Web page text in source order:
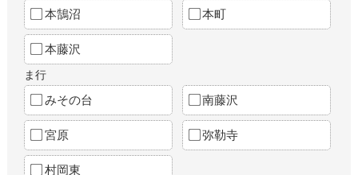
本鵠沼 本町
本藤沢
ま行
みその台 南藤沢
宮原 弥勒寺
村岡東